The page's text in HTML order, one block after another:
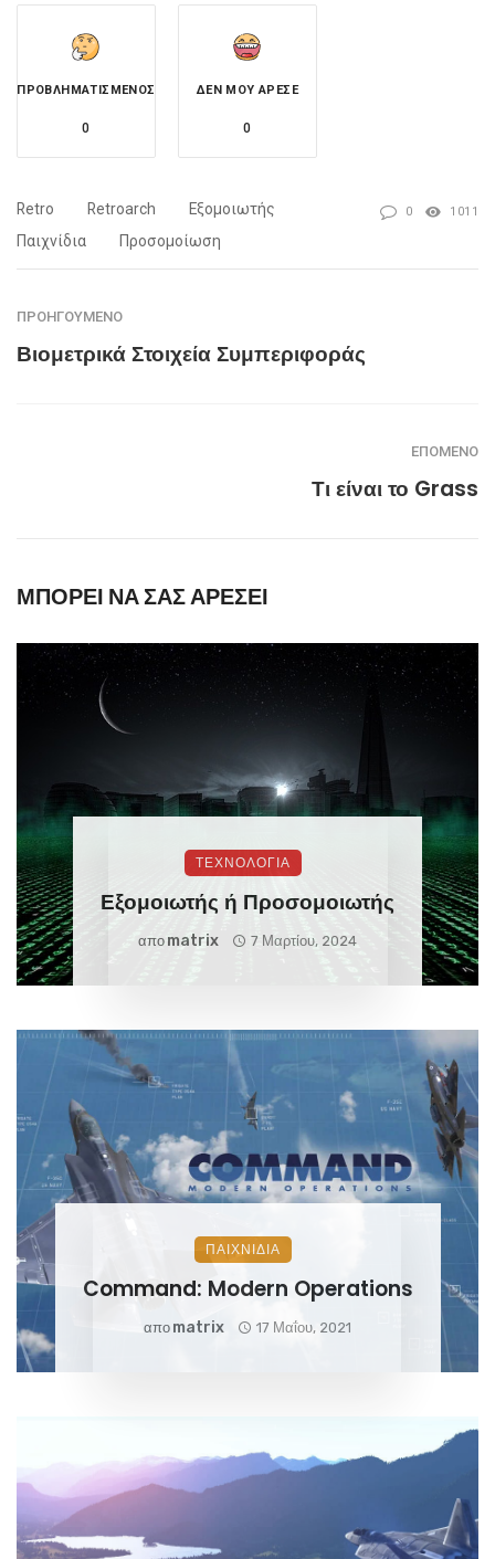
ΠΡΟΒΛΗΜΑΤΙΣΜΈΝΟΣ
0
ΔΕΝ ΜΟΥ ΆΡΕΣΕ
0
Retro Retroarch
Εξομοιωτής
Παιχνίδια
Προσομοίωση
0 1011
ΠΡΟΗΓΟΎΜΕΝΟ
Βιομετρικά Στοιχεία Συμπεριφοράς
ΕΠΌΜΕΝΟ
Τι είναι το Grass
ΜΠΟΡΕΊ ΝΑ ΣΑΣ ΑΡΈΣΕΙ
ΤΕΧΝΟΛΟΓΙΑ
Εξομοιωτής ή Προσομοιωτής
απο Matrix 7 Μαρτίου, 2024
ΠΑΙΧΝΊΔΙΑ
Command: Modern Operations
απο Matrix 17 Μαΐου, 2021